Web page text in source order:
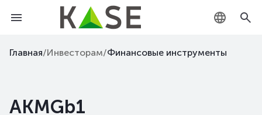
KZ
Главная/Инвесторам/Финансовые инструменты
AKMGb1